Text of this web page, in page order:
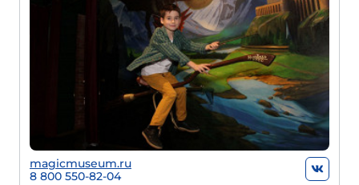
magicmuseum.ru
8 800 550-82-04